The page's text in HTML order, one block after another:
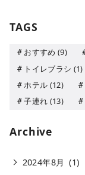
TAGS
おすすめ (9)
トイレブラシ (1)
ホテル (12)
子連れ (13)
Archive
2024年8月 (1)